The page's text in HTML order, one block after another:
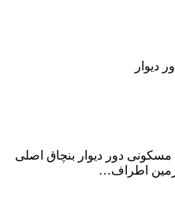
دیوار
تمام مسکونی دور دیوار بنچاق اصلی
زمین اطراف…